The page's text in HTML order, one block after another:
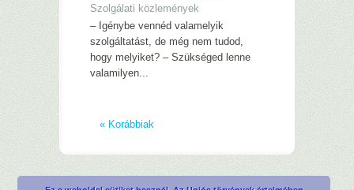
Szolgálati közlemények
– Igénybe vennéd valamelyik
szolgáltatást, de még nem tudod,
hogy melyiket? – Szükséged lenne
valamilyen...
« Korábbiak